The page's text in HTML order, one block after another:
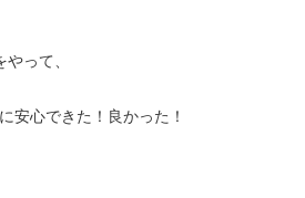
って、
安心できた！良かった！